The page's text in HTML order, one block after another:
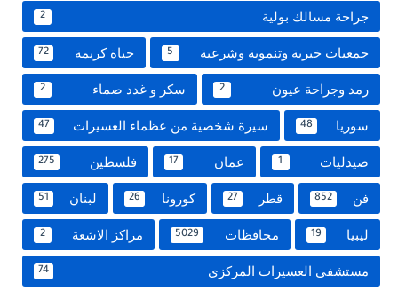
جراحة مسالك بولية 2
جمعيات خيرية وتنموية وشرعية 5 حياة كريمة 72
رمد وجراحة عيون 2 سكر و غدد صماء 2
سوريا 48 سيرة شخصية من عظماء العسيرات 47
صيدليات 1 عمان 17 فلسطين 275
فن 852 قطر 27 كورونا 26 لبنان 51
ليبيا 19 محافظات 5029 مراكز الاشعة 2
مستشفى العسيرات المركزى 74